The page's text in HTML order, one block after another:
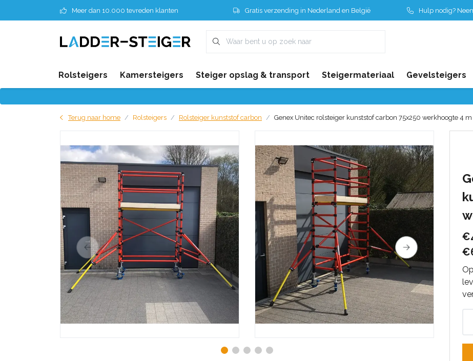
Meer dan 10.000 tevreden klanten Gratis verzending in Nederland en België Hulp nodig?
Rolsteigers Kamersteigers Steiger opslag & transport Steigermateriaal Gevelsteigers
Terug naar home Rolsteigers Rolsteiger kunststof carbon Genex Unitec rolsteiger kunststof carbon 75x250 werkhoogte 4 m